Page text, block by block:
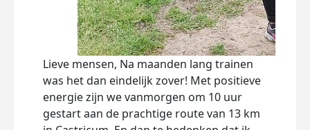
Lieve mensen, Na maanden lang trainen
was het dan eindelijk zover! Met positieve
energie zijn we vanmorgen om 10 uur
gestart aan de prachtige route van 13 km